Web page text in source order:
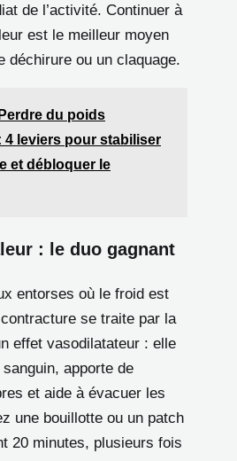
de l’activité. Continuer à
est le meilleur moyen
déchirure ou un claquage.
Perdre du poids
4 leviers pour stabiliser
et débloquer le
: le duo gagnant
entorses où le froid est
se traite par la
effet vasodilatateur : elle
apporte de
et aide à évacuer les
une bouillotte ou un patch
20 minutes, plusieurs fois